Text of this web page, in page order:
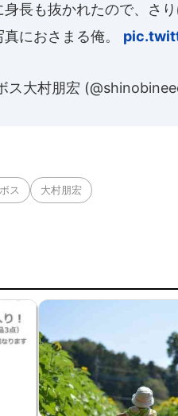
長も抜かれたので、さ
におさまる俺。
ス大村朋宏
ス 大村朋宏